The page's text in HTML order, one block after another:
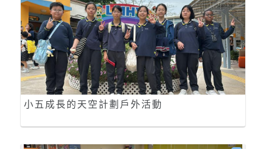
小五成長的天空計劃戶外活動